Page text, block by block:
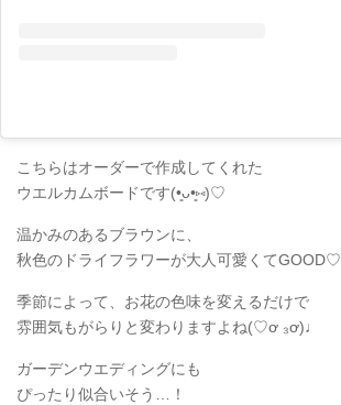
こちらはオーダーで作成してくれた
ウエルカムボードです(•͈ᴗ•͈⑅)♡
温かみのあるブラウンに、
秋色のドライフラワーが大人可愛くてGOOD♡
季節によって、お花の色味を変えるだけで
雰囲気もがらりと変わりますよね(♡ơ ₃ơ)♩
ガーデンウエディングにも
ぴったり似合いそう…！